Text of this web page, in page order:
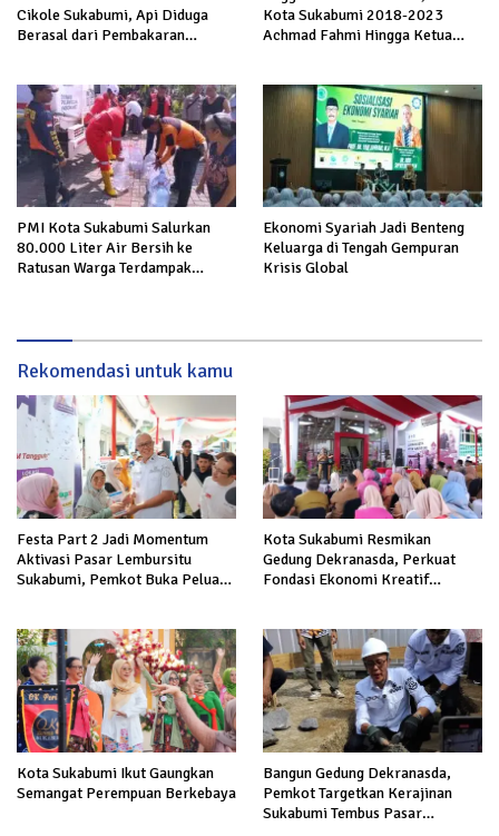
Cikole Sukabumi, Api Diduga
Berasal dari Pembakaran
Kota Sukabumi 2018-2023
Achmad Fahmi Hingga Ketua
Sukabumi
PMI Kota Sukabumi Salurkan
80.000 Liter Air Bersih ke
Ratusan Warga Terdampak
Ekonomi Syariah Jadi Benteng
Keluarga di Tengah Gempuran
Krisis Global
Rekomendasi untuk kamu
Festa Part 2 Jadi Momentum
Aktivasi Pasar Lembursitu
Sukabumi, Pemkot Buka Peluang
Kota Sukabumi Resmikan
Gedung Dekranasda, Perkuat
Fondasi Ekonomi Kreatif
Kota Sukabumi Ikut Gaungkan
Semangat Perempuan Berkebaya
Bangun Gedung Dekranasda,
Pemkot Targetkan Kerajinan
Sukabumi Tembus Pasar